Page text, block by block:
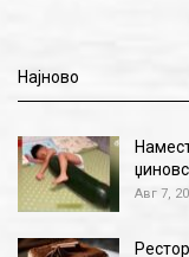
Најново
Авг 7,